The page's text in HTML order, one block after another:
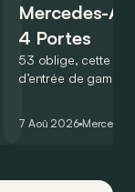
Mercedes-
4 Portes
53 oblige, cette
d’entrée de
moins…
7 Aoû 2026 Mercedes